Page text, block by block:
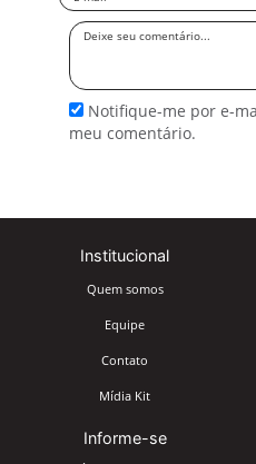
Deixe
comentário
Notifique-me por e-
meu comentário.
Institucional
Quem somos
Equipe
Contato
Mídia Kit
Informe-se